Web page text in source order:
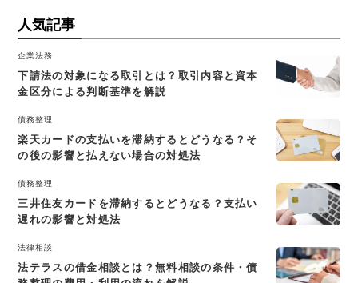
人気記事
企業法務
下請法の対象になる取引とは？取引内容と資本
金区分による判断基準を解説
債務整理
楽天カードの支払いを滞納するとどうなる？そ
の後の影響と払えない場合の対処法
債務整理
三井住友カードを滞納するとどうなる？支払い
遅れの影響と対処法
法律相談
法テラスの借金相談とは？無料相談の条件・債